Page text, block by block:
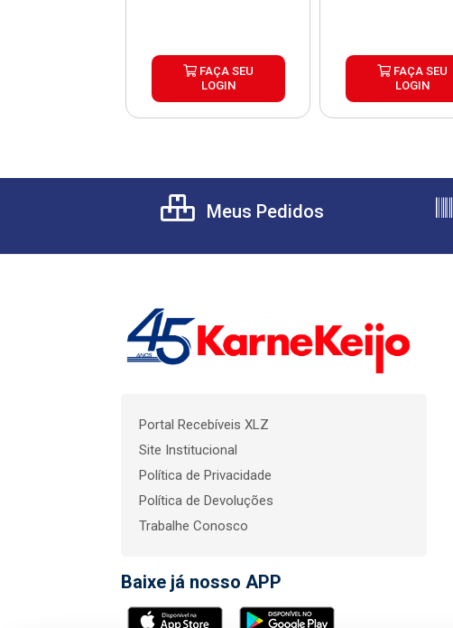
FAÇA SEU
LOGIN
FAÇA SEU
LOGIN
Meus Pedidos
Portal Recebíveis XLZ
Site Institucional
Política de Privacidade
Política de Devoluções
Trabalhe Conosco
Baixe já nosso APP